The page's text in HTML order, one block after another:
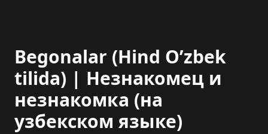
Begonalar (Hind O’zbek
tilida) | Незнакомец и
незнакомка (на
узбекском языке)